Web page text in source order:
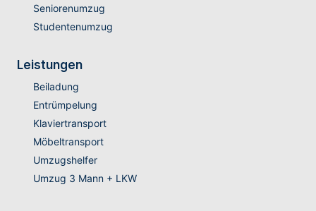
Seniorenumzug
Studentenumzug
Leistungen
Beiladung
Entrümpelung
Klaviertransport
Möbeltransport
Umzugshelfer
Umzug 3 Mann + LKW